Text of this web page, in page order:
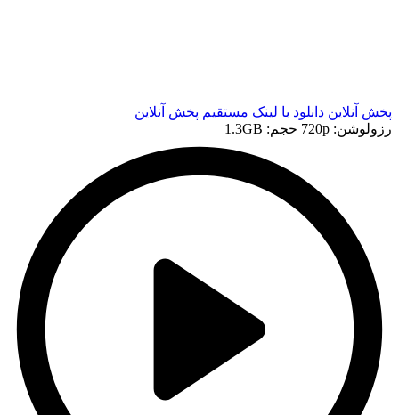
پخش آنلاین دانلود با لينک مستقيم پخش آنلاین
رزولوشن: 720p
حجم: 1.3GB